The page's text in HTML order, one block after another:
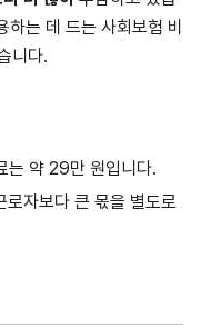
는 데 드는 사회보험 비
니다.
는 약 29만 원입니다.
자보다 큰 몫을 별도로